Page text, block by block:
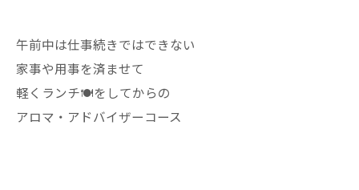
午前中は仕事続きではできない
家事や用事を済ませて
軽くランチ🍽️をしてからの
アロマ・アドバイザーコース